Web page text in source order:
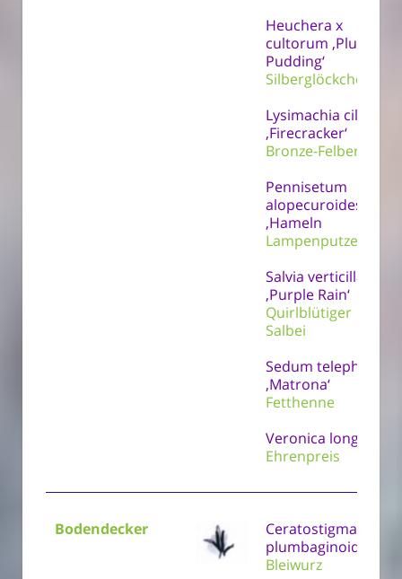
Heuchera x
cultorum ‚Plum
Pudding‘
Silberglöckchen
Lysimachia ciliata
‚Firecracker‘
Bronze-Felberich
Pennisetum
alopecuroides
‚Hameln
Lampenputzergras
Salvia verticillata
‚Purple Rain‘
Quirlblütiger
Salbei
Sedum telephium
‚Matrona‘
Fetthenne
Veronica longifolia
Ehrenpreis
Bodendecker
Ceratostigma
plumbaginoides
Bleiwurz